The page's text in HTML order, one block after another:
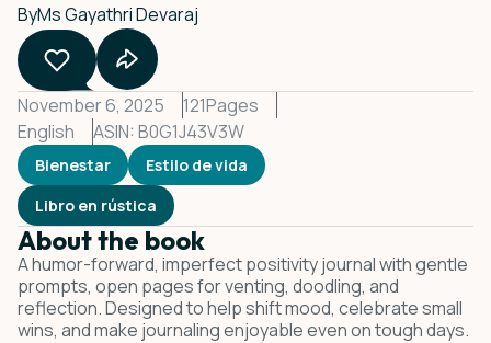
ByMs Gayathri Devaraj
November 6, 2025 121Pages
English
ASIN: B0G1J43V3W
Bienestar
Estilo de vida
Libro en rústica
About the book
A humor-forward, imperfect positivity journal with gentle
prompts, open pages for venting, doodling, and
reflection. Designed to help shift mood, celebrate small
wins, and make journaling enjoyable even on tough days.